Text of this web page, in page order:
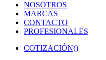
NOSOTROS
MARCAS
CONTACTO
PROFESIONALES
COTIZACIÓN()